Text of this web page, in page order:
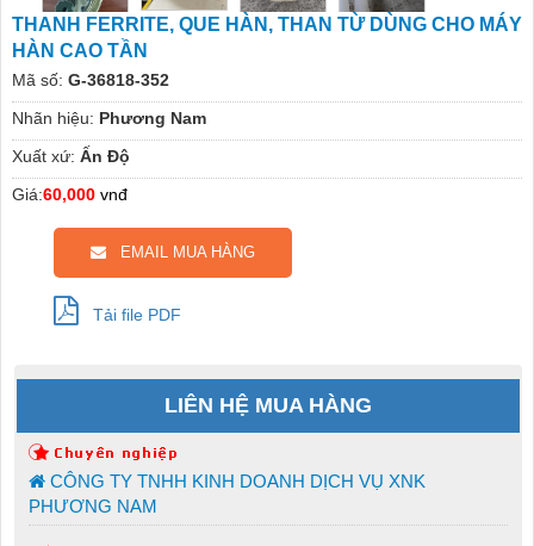
THANH FERRITE, QUE HÀN, THAN TỪ DÙNG CHO MÁY
HÀN CAO TẦN
Mã số: G-36818-352
Nhãn hiệu: Phương Nam
Xuất xứ: Ấn Độ
Giá:60,000 vnđ
EMAIL MUA HÀNG
Tải file PDF
LIÊN HỆ MUA HÀNG
CÔNG TY TNHH KINH DOANH DỊCH VỤ XNK
PHƯƠNG NAM